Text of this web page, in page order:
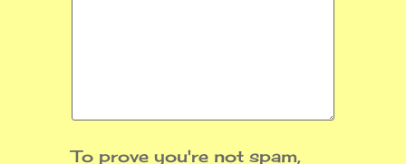
To prove you're not spam,